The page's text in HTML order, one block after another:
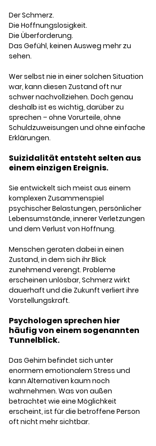
Der Schmerz.
Die Hoffnungslosigkeit.
Die Überforderung.
Das Gefühl, keinen Ausweg mehr zu
sehen.
Wer selbst nie in einer solchen Situation
war, kann diesen Zustand oft nur
schwer nachvollziehen. Doch genau
deshalb ist es wichtig, darüber zu
sprechen – ohne Vorurteile, ohne
Schuldzuweisungen und ohne einfache
Erklärungen.
Suizidalität entsteht selten aus
einem einzigen Ereignis.
Sie entwickelt sich meist aus einem
komplexen Zusammenspiel
psychischer Belastungen, persönlicher
Lebensumstände, innerer Verletzungen
und dem Verlust von Hoffnung.
Menschen geraten dabei in einen
Zustand, in dem sich ihr Blick
zunehmend verengt. Probleme
erscheinen unlösbar, Schmerz wirkt
dauerhaft und die Zukunft verliert ihre
Vorstellungskraft.
Psychologen sprechen hier
häufig von einem sogenannten
Tunnelblick.
Das Gehirn befindet sich unter
enormem emotionalem Stress und
kann Alternativen kaum noch
wahrnehmen. Was von außen
betrachtet wie eine Möglichkeit
erscheint, ist für die betroffene Person
oft nicht mehr sichtbar.